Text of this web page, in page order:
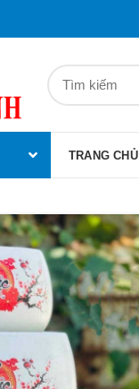
TRANG CHỦ